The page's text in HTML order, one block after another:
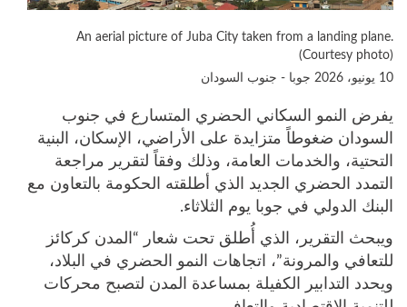
An aerial picture of Juba City taken from a landing plane.
(Courtesy photo)
10 يونيو، 2026
جوبا - جنوب السودان
يفرض النمو السكاني الحضري المتسارع في جنوب
السودان ضغوطاً متزايدة على الأراضي، الإسكان، البنية
التحتية، والخدمات العامة، وذلك وفقاً لتقرير مراجعة
التمدد الحضري الجديد الذي أطلقته الحكومة بالتعاون مع
البنك الدولي في جوبا يوم الثلاثاء.
ويبحث التقرير، الذي أُطلق تحت شعار “المدن كركائز
للتعافي والمرونة”، اتجاهات النمو الحضري في البلاد،
ويحدد التدابير الكفيلة بمساعدة المدن لتصبح محركات